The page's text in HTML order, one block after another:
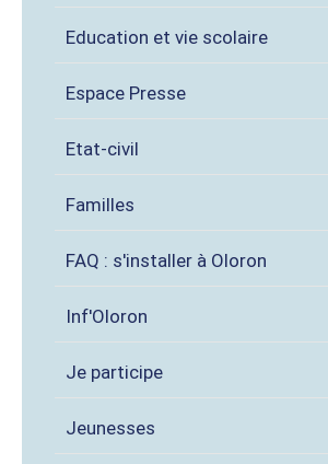
Education et vie scolaire
Espace Presse
Etat-civil
Familles
FAQ : s'installer à Oloron
Inf'Oloron
Je participe
Jeunesses